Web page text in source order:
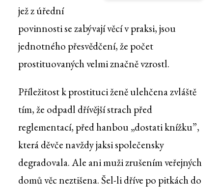
jež z úřední
povinnosti se zabývají věcí v praksi, jsou
jednotného přesvědčení, že počet
prostituovaných velmi značně vzrostl.
Příležitost k prostituci ženě ulehčena zvláště
tím, že odpadl dřívější strach před
reglementací, před hanbou „dostati knížku”,
která děvče navždy jaksi společensky
degradovala. Ale ani muži zrušením veřejných
domů věc neztišena. Šel-li dříve po pitkách do